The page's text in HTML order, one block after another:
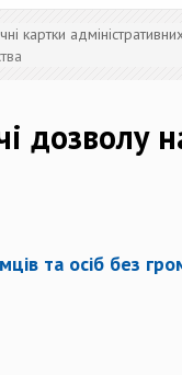
картки
дозволу
та осіб без